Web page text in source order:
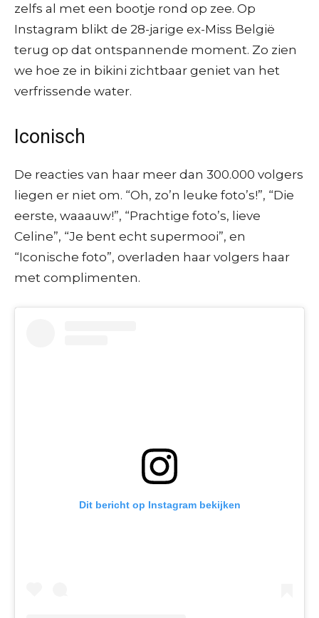
zelfs al met een bootje rond op zee. Op
Instagram blikt de 28-jarige ex-Miss België
terug op dat ontspannende moment. Zo zien
we hoe ze in bikini zichtbaar geniet van het
verfrissende water.
Iconisch
De reacties van haar meer dan 300.000 volgers
liegen er niet om. “Oh, zo’n leuke foto’s!”, “Die
eerste, waaauw!”, “Prachtige foto’s, lieve
Celine”, “Je bent echt supermooi”, en
“Iconische foto”, overladen haar volgers haar
met complimenten.
Dit bericht op Instagram bekijken